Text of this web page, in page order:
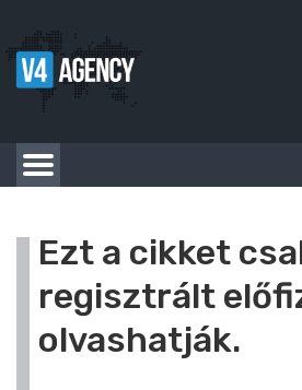
Ezt a cikket
regisztrált
olvashatják.